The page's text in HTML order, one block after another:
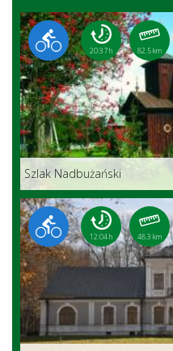
20:37 h 82.5 km
Szlak Nadbużański
12:04 h 48.3 km